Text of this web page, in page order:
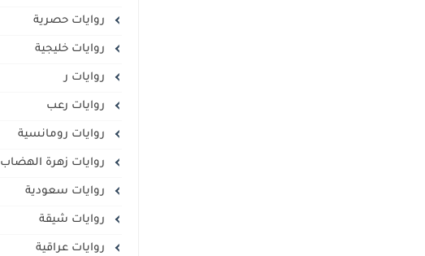
روايات حصرية
روايات خليجية
روايات ر
روايات رعب
روايات رومانسية
روايات زهرة الهضاب
روايات سعودية
روايات شيقة
روايات عراقية